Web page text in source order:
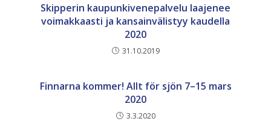
Skipperin kaupunkivenepalvelu laajenee
voimakkaasti ja kansainvälistyy kaudella
2020
31.10.2019
Finnarna kommer! Allt för sjön 7–15 mars
2020
3.3.2020